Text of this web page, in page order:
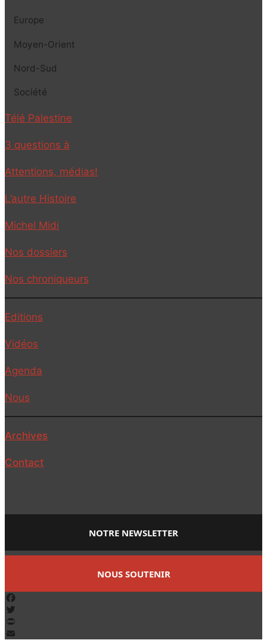
Europe
Moyen-Orient
Nord-Sud
Société
Télé Palestine
3 questions à
Attentions, médias!
L’autre Histoire
Michel Midi
Nos dossiers
Nos chroniqueurs
Editions
Vidéos
Agenda
Nous
Archives
Contact
NOTRE NEWSLETTER
NOUS SOUTENIR
Facebook
Twitter
PrintFriendly